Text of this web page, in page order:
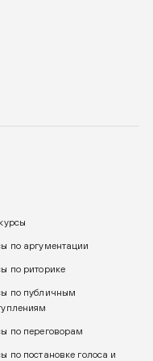
по аргументации
по риторике
по публичным
по переговорам
по постановке голоса и